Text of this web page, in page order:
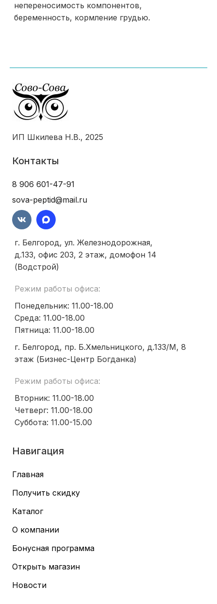
непереносимость компонентов,
беременность, кормление грудью.
ИП Шкилева Н.В., 2025
Контакты
8 906 601-47-91
sova-peptid@mail.ru
г. Белгород, ул. Железнодорожная,
д.133, офис 203, 2 этаж, домофон 14
(Водстрой)
Режим работы офиса:
Понедельник: 11.00-18.00
Среда: 11.00-18.00
Пятница: 11.00-18.00
г. Белгород, пр. Б.Хмельницкого, д.133/М, 8
этаж (Бизнес-Центр Богданка)
Режим работы офиса:
Вторник: 11.00-18.00
Четверг: 11.00-18.00
Суббота: 11.00-15.00
Навигация
Главная
Получить скидку
Каталог
О компании
Бонусная программа
Открыть магазин
Новости